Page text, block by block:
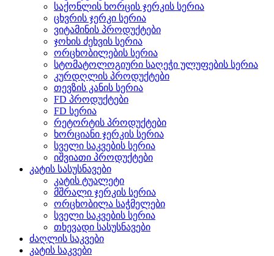
საქონლის ხორცის ჯერკის სერია
ცხვრის ჯერკი სერია
ვიტამინის პროდუქტები
ჯოხის ძეხვის სერია
ორცხობილების სერია
სტომატოლოგიური საღეჭი ულუფების სერია
კურდღლის პროდუქტები
თევზის კანის სერია
FD პროდუქტები
FD სერია
რეტორტის პროდუქტები
ხორციანი ჯერკის სერია
სველი საკვების სერია
იშვიათი პროდუქტები
კატის სასუსნავები
კატის ტუალეტი
მშრალი ჯერკის სერია
ორცხობილა საჭმელები
სველი საკვების სერია
თხევადი სასუსნავები
ძაღლის საკვები
კატის საკვები